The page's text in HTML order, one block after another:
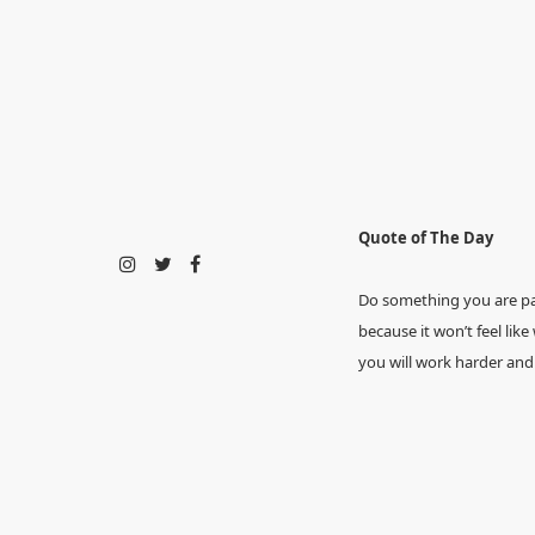
Quote of The Day
Do something you are
because it won’t feel
you will work harder